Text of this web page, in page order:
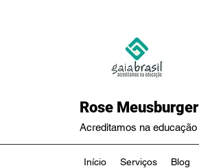
Rose Meusburger
Acreditamos na educação
Início Serviços Blog